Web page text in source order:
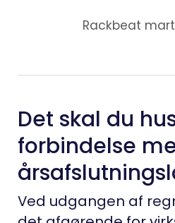
Rackbeat
Det skal du
forbindelse
Ved udgangen af